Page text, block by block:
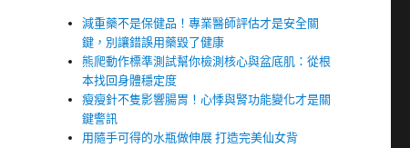
減重藥不是保健品！專業醫師評估才是安全關
鍵，別讓錯誤用藥毀了健康
熊爬動作標準測試幫你檢測核心與盆底肌：從根
本找回身體穩定度
瘦瘦針不隻影響腸胃！心悸與腎功能變化才是關
鍵警訊
用隨手可得的水瓶做伸展 打造完美仙女背